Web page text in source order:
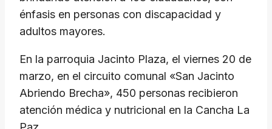
énfasis en personas con discapacidad y
adultos mayores.
​En la parroquia Jacinto Plaza, el viernes 20 de
marzo, en el circuito comunal «San Jacinto
Abriendo Brecha», 450 personas recibieron
atención médica y nutricional en la Cancha La